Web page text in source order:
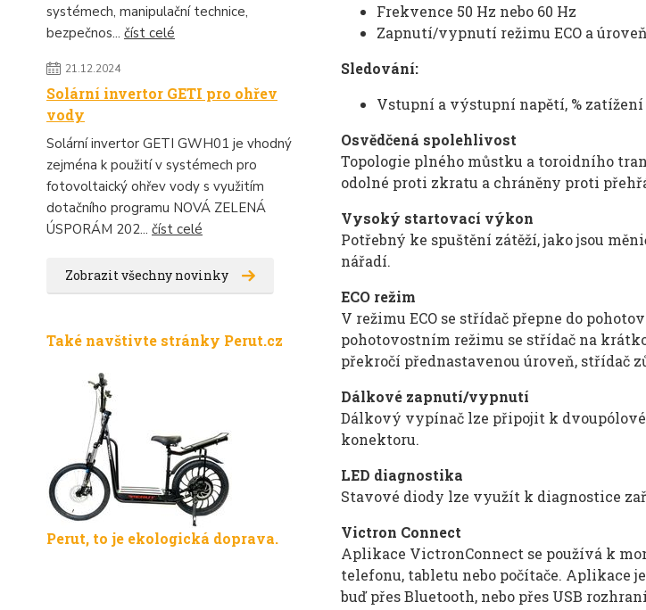
systémech, manipulační technice,
bezpečnos... číst celé
21.12.2024
Solární invertor GETI pro ohřev
vody
Solární invertor GETI GWH01 je vhodný
zejména k použití v systémech pro
fotovoltaický ohřev vody s využitím
dotačního programu NOVÁ ZELENÁ
ÚSPORÁM 202... číst celé
Zobrazit všechny novinky
Také navštivte stránky Perut.cz
Perut, to je ekologická doprava.
Frekvence 50 Hz nebo 60 Hz
Zapnutí/vypnutí režimu ECO a
Sledování:
Vstupní a výstupní napětí, %
Osvědčená spolehlivost
Topologie plného můstku a toroidního
odolné proti zkratu a chráněny proti
Vysoký startovací výkon
Potřebný ke spuštění zátěží, jako jsou
nářadí.
ECO režim
V režimu ECO se střídač přepne do
pohotovostním režimu se střídač na
překročí přednastavenou úroveň, střídač
Dálkové zapnutí/vypnutí
Dálkový vypínač lze připojit k
konektoru.
LED diagnostika
Stavové diody lze využít k diagnostice
Victron Connect
Aplikace VictronConnect se používá k
telefonu, tabletu nebo počítače. Aplikace
buď přes Bluetooth, nebo přes USB